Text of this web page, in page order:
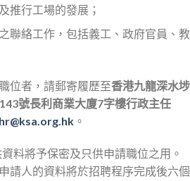
推行工場的發展；
聯絡工作，包括義工、政府官員、教
位者，請郵寄履歷至香港九龍深水埗
號長利商業大廈7字樓行政主任
hr@ksa.org.hk 。
料將予保密及只供申請職位之用。
請人的資料將於招聘程序完成後六個